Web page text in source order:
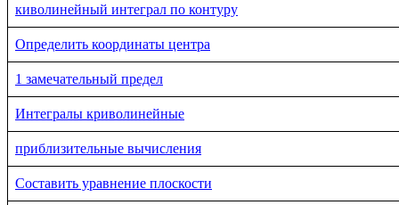
киволинейный интеграл по контуру
Определить координаты центра
1 замечательный предел
Интегралы криволинейные
приблизительные вычисления
Составить уравнение плоскости